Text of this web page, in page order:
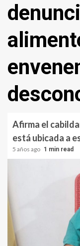
Afirma el
está ubicada a
5 años ago 1 min read